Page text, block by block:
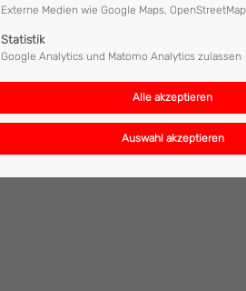
13:00 - 15:15 Uhr
Externe Medien wie Google Maps,
Statistik
Google Analytics und Matomo Analytics zulassen